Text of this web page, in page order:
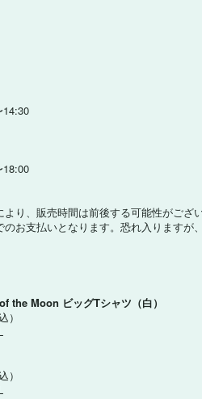
14:30
18:00
り、販売時間は前後する可能性がござい
のお支払いとなります。恐れ入りますが
the Moon ビッグTシャツ（白）
）
）